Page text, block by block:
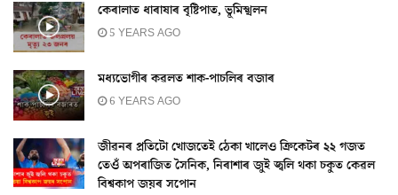
কেৰালাত ধাৰাষাৰ বৃষ্টিপাত, ভূমিস্খলন
5 YEARS AGO
মধ্যভোগীৰ কৱলত শাক-পাচলিৰ বজাৰ
6 YEARS AGO
জীৱনৰ প্ৰতিটো খোজতেই ঠেকা খালেও ক্ৰিকেটৰ ২২ গজত
তেওঁ অপৰাজিত সৈনিক, নিৰাশাৰ জুই জ্বলি থকা চকুত কেৱল
বিশ্বকাপ জয়ৰ সপোন